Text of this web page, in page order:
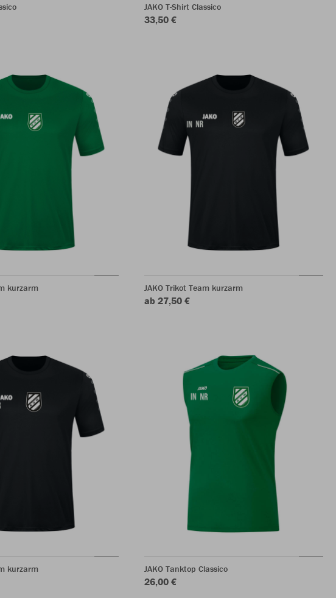
JAKO T-Shirt Classico
33,50 €
kurzarm JAKO Trikot Team kurzarm
ab 27,50 €
kurzarm JAKO Tanktop Classico
26,00 €